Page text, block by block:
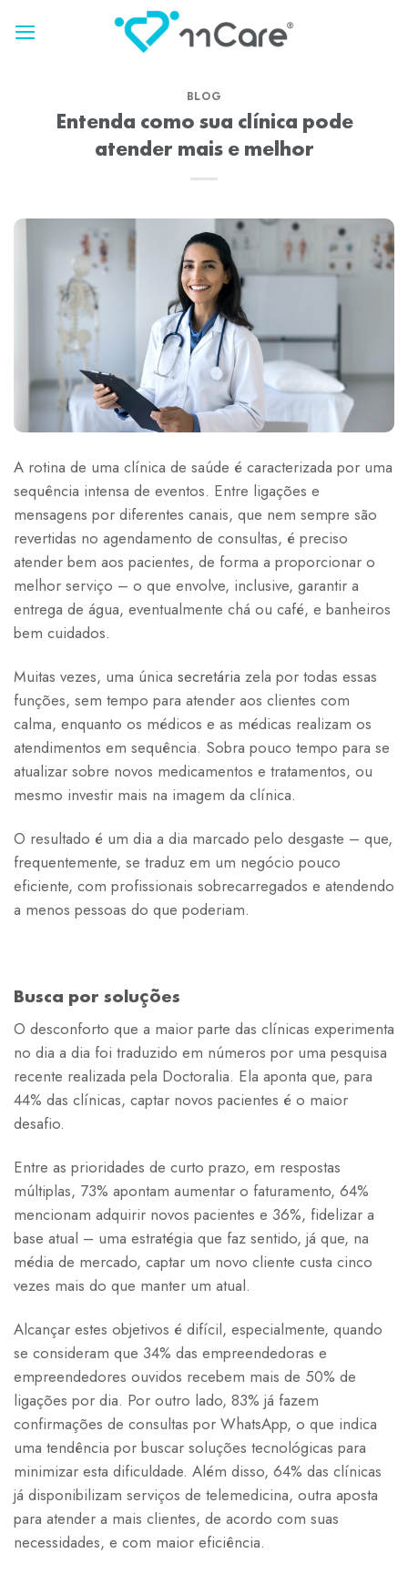
BLOG
Entenda como sua clínica pode
atender mais e melhor
A rotina de uma clínica de saúde é caracterizada por uma
sequência intensa de eventos. Entre ligações e
mensagens por diferentes canais, que nem sempre são
revertidas no agendamento de consultas, é preciso
atender bem aos pacientes, de forma a proporcionar o
melhor serviço – o que envolve, inclusive, garantir a
entrega de água, eventualmente chá ou café, e banheiros
bem cuidados.
Muitas vezes, uma única secretária zela por todas essas
funções, sem tempo para atender aos clientes com
calma, enquanto os médicos e as médicas realizam os
atendimentos em sequência. Sobra pouco tempo para se
atualizar sobre novos medicamentos e tratamentos, ou
mesmo investir mais na imagem da clínica.
O resultado é um dia a dia marcado pelo desgaste – que,
frequentemente, se traduz em um negócio pouco
eficiente, com profissionais sobrecarregados e atendendo
a menos pessoas do que poderiam.
Busca por soluções
O desconforto que a maior parte das clínicas experimenta
no dia a dia foi traduzido em números por uma pesquisa
recente realizada pela Doctoralia. Ela aponta que, para
44% das clínicas, captar novos pacientes é o maior
desafio.
Entre as prioridades de curto prazo, em respostas
múltiplas, 73% apontam aumentar o faturamento, 64%
mencionam adquirir novos pacientes e 36%, fidelizar a
base atual – uma estratégia que faz sentido, já que, na
média de mercado, captar um novo cliente custa cinco
vezes mais do que manter um atual.
Alcançar estes objetivos é difícil, especialmente, quando
se consideram que 34% das empreendedoras e
empreendedores ouvidos recebem mais de 50% de
ligações por dia. Por outro lado, 83% já fazem
confirmações de consultas por WhatsApp, o que indica
uma tendência por buscar soluções tecnológicas para
minimizar esta dificuldade. Além disso, 64% das clínicas
já disponibilizam serviços de telemedicina, outra aposta
para atender a mais clientes, de acordo com suas
necessidades, e com maior eficiência.